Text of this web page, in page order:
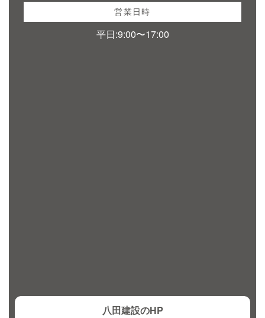
営業日時
平日:9:00〜17:00
八田建設のHP